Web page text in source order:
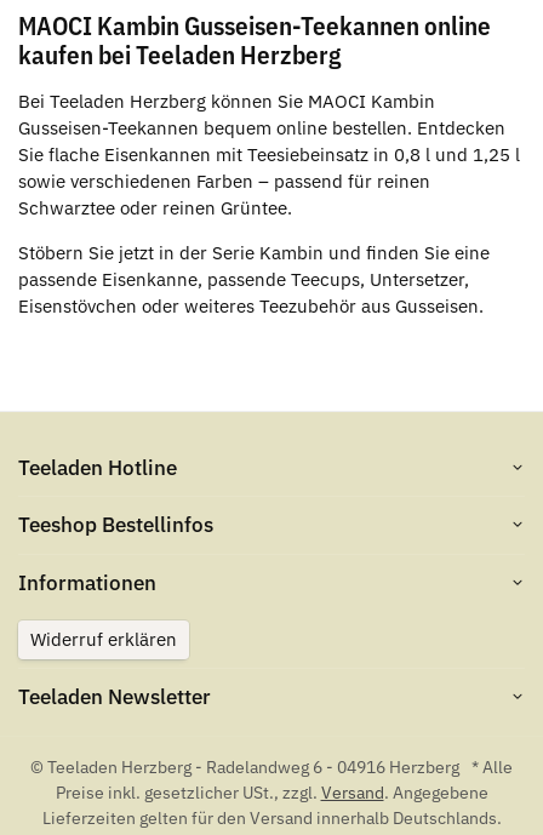
MAOCI Kambin Gusseisen-Teekannen online
kaufen bei Teeladen Herzberg
Bei Teeladen Herzberg können Sie MAOCI Kambin
Gusseisen-Teekannen bequem online bestellen. Entdecken
Sie flache Eisenkannen mit Teesiebeinsatz in 0,8 l und 1,25 l
sowie verschiedenen Farben – passend für reinen
Schwarztee oder reinen Grüntee.
Stöbern Sie jetzt in der Serie Kambin und finden Sie eine
passende Eisenkanne, passende Teecups, Untersetzer,
Eisenstövchen oder weiteres Teezubehör aus Gusseisen.
Teeladen Hotline
Teeshop Bestellinfos
Informationen
Widerruf erklären
Teeladen Newsletter
© Teeladen Herzberg - Radelandweg 6 - 04916 Herzberg * Alle
Preise inkl. gesetzlicher USt., zzgl. Versand. Angegebene
Lieferzeiten gelten für den Versand innerhalb Deutschlands.